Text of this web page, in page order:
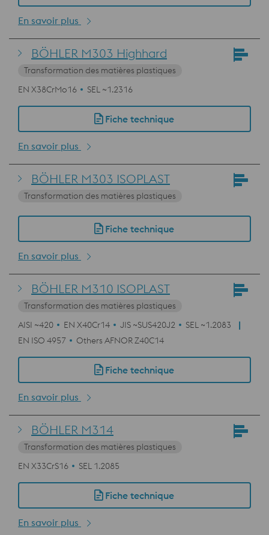
En savoir plus
BÖHLER M303 Highhard
Transformation des matières plastiques
EN X38CrMo16
SEL ~1.2316
Fiche technique
En savoir plus
BÖHLER M303 ISOPLAST
Transformation des matières plastiques
Fiche technique
En savoir plus
BÖHLER M310 ISOPLAST
Transformation des matières plastiques
AISI ~420
EN X40Cr14 JIS ~SUS420J2
SEL ~1.2083
EN ISO 4957
Others AFNOR Z40C14
Fiche technique
En savoir plus
BÖHLER M314
Transformation des matières plastiques
EN X33CrS16
SEL 1.2085
Fiche technique
En savoir plus